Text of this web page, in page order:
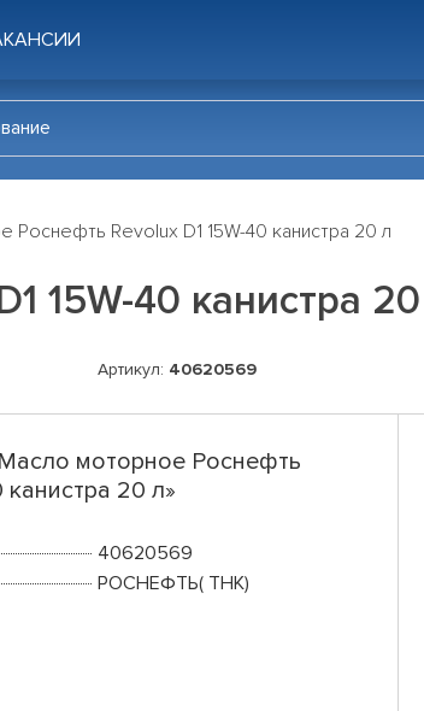
Роснефть Revolux D1 15W-40 канистра 20 л
15W-40 канистра
Артикул: 40620569
моторное Роснефть
канистра 20 л»
40620569
РОСНЕФТЬ( ТНК)